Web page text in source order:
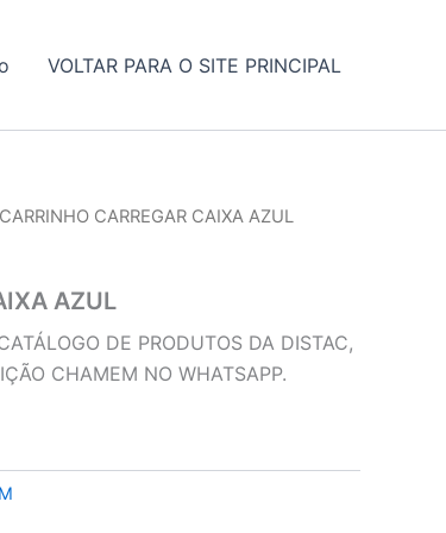
VOLTAR PARA O SITE PRINCIPAL
CARREGAR CAIXA AZUL
AZUL
DE PRODUTOS DA DISTAC,
CHAMEM NO WHATSAPP.